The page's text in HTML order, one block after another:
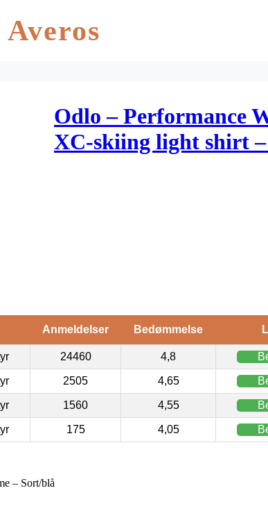
Averos
Odlo – Performance
XC-skiing light shirt –
Anmeldelser Bedømmelse
24460 4,8
2505 4,65
1560 4,55
175 4,05
– Sort/blå